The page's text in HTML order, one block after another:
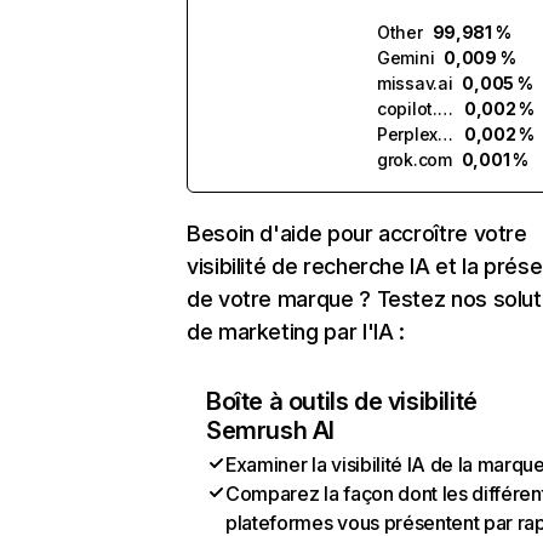
Other 99,981 %
Gemini 0,009 %
missav.ai 0,005 %
copilot.microsoft.com
0,002 %
Perplexity
0,002 %
grok.com 0,001 %
Besoin d'aide pour accroître votre
visibilité de recherche IA et la
de votre marque ? Testez nos
de marketing par l'IA :
Boîte à outils de visibilité
Semrush AI
Examiner la visibilité IA de la
Comparez la façon dont les
plateformes vous présentent par